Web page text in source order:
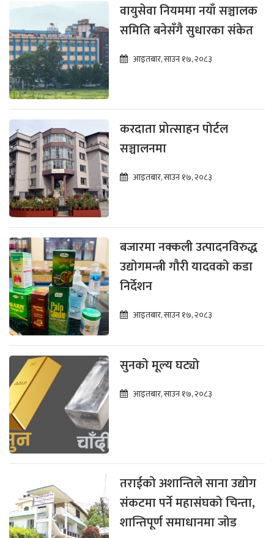
वायुसेवा नियममा नयाँ सञ्चालक
समिति बनेसँगै सुधारका संकेत
आइतबार, साउन १७, २०८३
करदाता प्रोत्साहन पोर्टल
सञ्चालनमा
आइतबार, साउन १७, २०८३
बजारमा नक्कली उत्पादनविरुद्ध
उद्योगमन्त्री गौरी यादवको कडा
निर्देशन
आइतबार, साउन १७, २०८३
सुनको मूल्य घट्यो
आइतबार, साउन १७, २०८३
तराईको अशान्तिले साना उद्योग
संकटमा पर्ने महासंघको चिन्ता,
शान्तिपूर्ण समाधानमा जोड